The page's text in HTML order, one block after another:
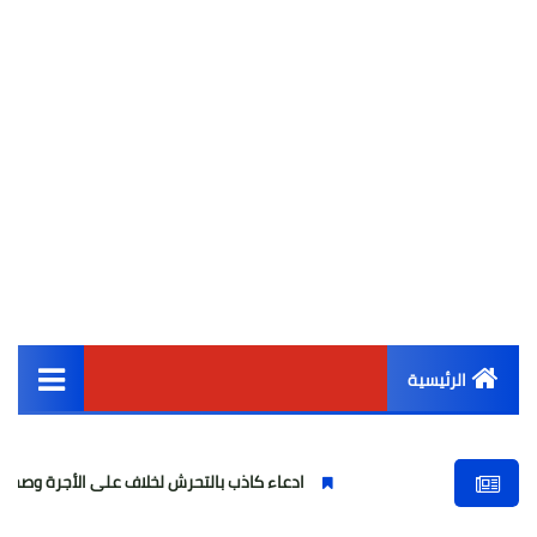
الرئيسية
أخبار مصر
ادعاء كاذب بالتحرش لخلاف على الأجرة وصحفية وهمية